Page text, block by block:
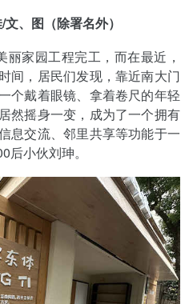
、图（除署名外）
家园工程完工，而在最近，
间，居民们发现，靠近南大门
个戴着眼镜、拿着卷尺的年轻
然摇身一变，成为了一个拥有
息交流、邻里共享等功能于一
小伙刘珅。